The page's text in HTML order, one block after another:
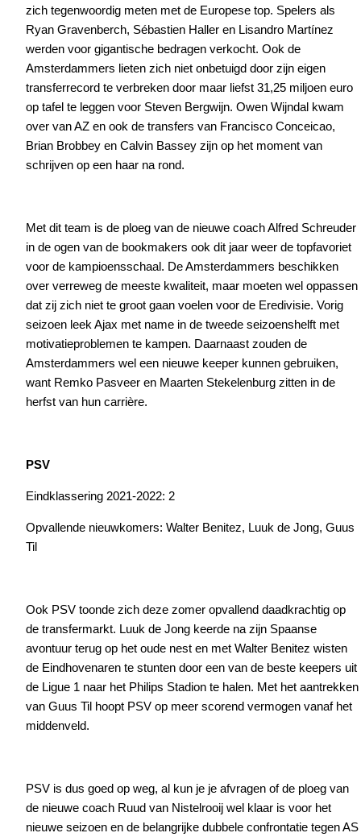
zich tegenwoordig meten met de Europese top. Spelers als
Ryan Gravenberch, Sébastien Haller en Lisandro Martínez
werden voor gigantische bedragen verkocht. Ook de
Amsterdammers lieten zich niet onbetuigd door zijn eigen
transferrecord te verbreken door maar liefst 31,25 miljoen euro
op tafel te leggen voor Steven Bergwijn. Owen Wijndal kwam
over van AZ en ook de transfers van Francisco Conceicao,
Brian Brobbey en Calvin Bassey zijn op het moment van
schrijven op een haar na rond.
Met dit team is de ploeg van de nieuwe coach Alfred Schreuder
in de ogen van de bookmakers ook dit jaar weer de topfavoriet
voor de kampioensschaal. De Amsterdammers beschikken
over verreweg de meeste kwaliteit, maar moeten wel oppassen
dat zij zich niet te groot gaan voelen voor de Eredivisie. Vorig
seizoen leek Ajax met name in de tweede seizoenshelft met
motivatieproblemen te kampen. Daarnaast zouden de
Amsterdammers wel een nieuwe keeper kunnen gebruiken,
want Remko Pasveer en Maarten Stekelenburg zitten in de
herfst van hun carrière.
PSV
Eindklassering 2021-2022: 2
Opvallende nieuwkomers: Walter Benitez, Luuk de Jong, Guus
Til
Ook PSV toonde zich deze zomer opvallend daadkrachtig op
de transfermarkt. Luuk de Jong keerde na zijn Spaanse
avontuur terug op het oude nest en met Walter Benitez wisten
de Eindhovenaren te stunten door een van de beste keepers uit
de Ligue 1 naar het Philips Stadion te halen. Met het aantrekken
van Guus Til hoopt PSV op meer scorend vermogen vanaf het
middenveld.
PSV is dus goed op weg, al kun je je afvragen of de ploeg van
de nieuwe coach Ruud van Nistelrooij wel klaar is voor het
nieuwe seizoen en de belangrijke dubbele confrontatie tegen AS